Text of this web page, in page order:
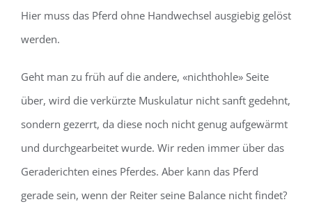
Hier muss das Pferd ohne Handwechsel ausgiebig gelöst
werden.
Geht man zu früh auf die andere, «nichthohle» Seite
über, wird die verkürzte Muskulatur nicht sanft gedehnt,
sondern gezerrt, da diese noch nicht genug aufgewärmt
und durchgearbeitet wurde. Wir reden immer über das
Geraderichten eines Pferdes. Aber kann das Pferd
gerade sein, wenn der Reiter seine Balance nicht findet?